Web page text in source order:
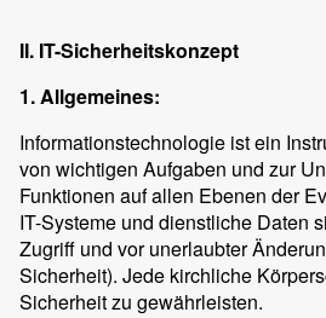
II. IT-Sicherheitskonzept
1. Allgemeines:
Informationstechnologie ist ein
von wichtigen Aufgaben und zur
Funktionen auf allen Ebenen der
IT-Systeme und dienstliche Daten
Zugriff und vor unerlaubter
Sicherheit). Jede kirchliche
Sicherheit zu gewährleisten.